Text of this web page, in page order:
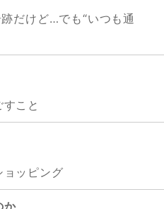
だけど…でも“いつも通
こと
ョッピング